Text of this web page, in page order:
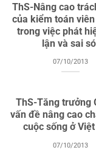
ThS-Nâng cao
của kiểm toán
trong việc phát
lận và sai
07/10/2013
ThS-Tăng trưởng
vấn đề nâng cao
cuộc sống ở
07/10/2013